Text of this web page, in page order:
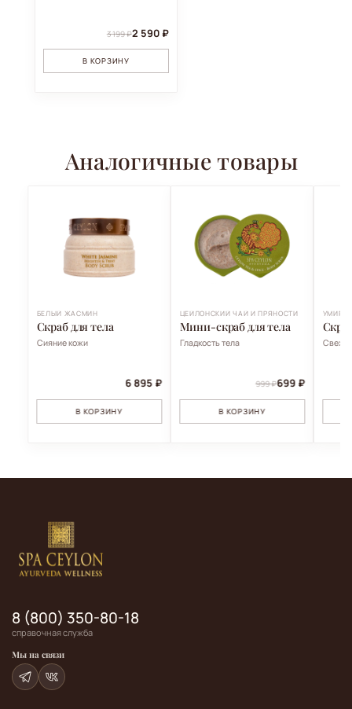
3 199 ₽2 590 ₽
В КОРЗИНУ
Аналогичные товары
БЕЛЫЙ ЖАСМИН
Скраб для тела
Сияние кожи
6 895 ₽
В КОРЗИНУ
ЦЕЙЛОНСКИЙ ЧАЙ И ПРЯНОСТИ
Мини-скраб для тела
Гладкость тела
999 ₽699 ₽
В КОРЗИНУ
8 (800) 350-80-18
справочная служба
Мы на связи